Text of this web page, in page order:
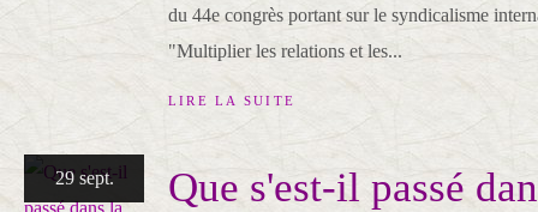
du 44e congrès portant sur le syndicalisme
"Multiplier les relations et les...
LIRE LA SUITE
29 sept.
Que s'est-il passé